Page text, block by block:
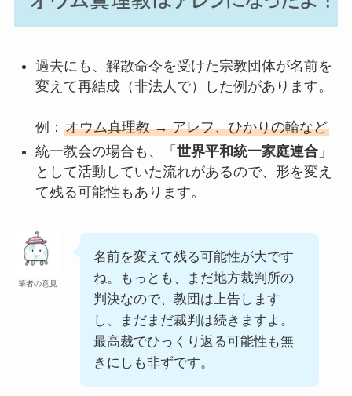
過去にも、解散命令を受けた宗教団体が名前を
変えて再結成（非法人で）した例があります。
例： オウム真理教 → アレフ、ひかりの輪など
統一教会の場合も、「 世界平和統一家庭連合」
として活動していた流れがあるので、形を変え
て残る可能性もあります。
筆者の意見
名前を変えて残る可能性が大です
ね。もっとも、まだ地方裁判所の
判決なので、教団は上告します
し、まだまだ裁判は続きますよ。
最高裁でひっくり返る可能性も無
きにしも非ずです。